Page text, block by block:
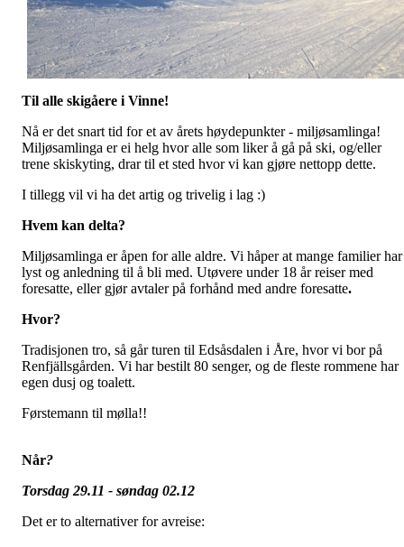
Til alle skigåere i Vinne!
Nå er det snart tid for et av årets høydepunkter - miljøsamlinga!
Miljøsamlinga er ei helg hvor alle som liker å gå på ski, og/eller
trene skiskyting, drar til et sted hvor vi kan gjøre nettopp dette.
I tillegg vil vi ha det artig og trivelig i lag :)
Hvem kan delta?
Miljøsamlinga er åpen for alle aldre. Vi håper at mange familier har
lyst og anledning til å bli med. Utøvere under 18 år reiser med
foresatte, eller gjør avtaler på forhånd med andre foresatte.
Hvor?
Tradisjonen tro, så går turen til Edsåsdalen i Åre, hvor vi bor på
Renfjällsgården. Vi har bestilt 80 senger, og de fleste rommene har
egen dusj og toalett.
Førstemann til mølla!!
Når?
Torsdag 29.11 - søndag 02.12
Det er to alternativer for avreise: